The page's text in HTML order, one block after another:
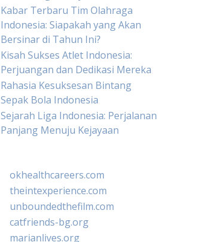
Kabar Terbaru Tim Olahraga
Indonesia: Siapakah yang Akan
Bersinar di Tahun Ini?
Kisah Sukses Atlet Indonesia:
Perjuangan dan Dedikasi Mereka
Rahasia Kesuksesan Bintang
Sepak Bola Indonesia
Sejarah Liga Indonesia: Perjalanan
Panjang Menuju Kejayaan
okhealthcareers.com
theintexperience.com
unboundedthefilm.com
catfriends-bg.org
marianlives.org